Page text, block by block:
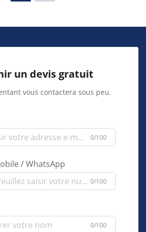
un devis gratuit
vous contactera sous peu.
0/100
/ WhatsApp
0/100
0/100